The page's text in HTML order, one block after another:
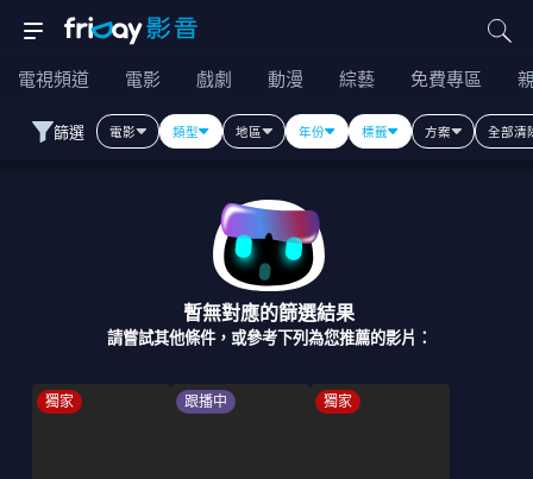
電視頻道 電影 戲劇 動漫 綜藝 免費專區
篩選 電影 類型 地區 年份 標籤 方案 全部清
暫無對應的篩選結果
請嘗試其他條件，或參考下列為您推薦的影片：
獨家 跟播中 獨家